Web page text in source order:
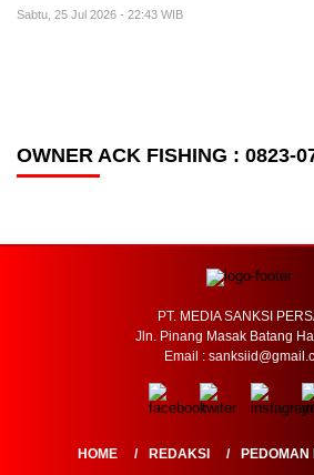
Sabtu, 25 Jul 2026 - 22:43 WIB
OWNER ACK FISHING : 0823-
PT. MEDIA SANKSI
Jln. Pinang Masak Batang
Email :
HOME REDAKSI
PEDOMAN